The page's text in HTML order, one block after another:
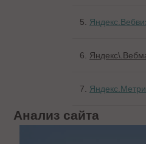
5.
6.
7.
Анализ сайта